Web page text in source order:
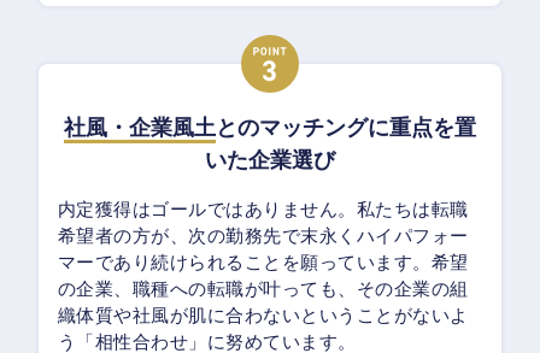
社風・企業風土とのマッチングに重点を置
いた企業選び
内定獲得はゴールではありません。私たちは転職
希望者の方が、次の勤務先で末永くハイパフォー
マーであり続けられることを願っています。希望
の企業、職種への転職が叶っても、その企業の組
織体質や社風が肌に合わないということがないよ
う「相性合わせ」に努めています。